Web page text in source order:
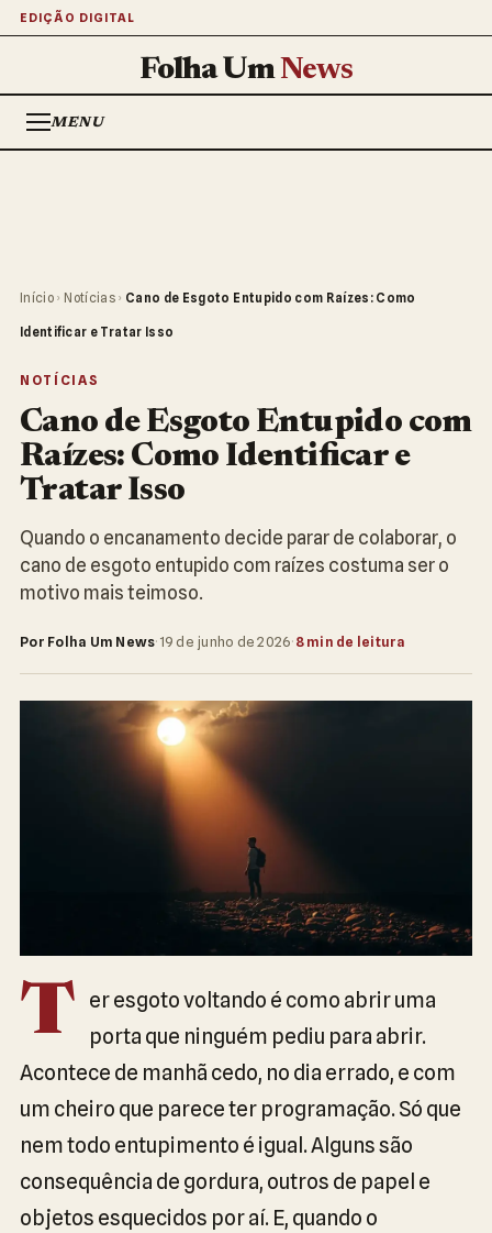
EDIÇÃO DIGITAL
Folha UmNews
MENU
Início › Notícias › Cano de Esgoto Entupido com Raízes: Como
Identificar e Tratar Isso
NOTÍCIAS
Cano de Esgoto Entupido com
Raízes: Como Identificar e
Tratar Isso
Quando o encanamento decide parar de colaborar, o
cano de esgoto entupido com raízes costuma ser o
motivo mais teimoso.
Por Folha Um News· 19 de junho de 2026· 8 min de leitura
T
er esgoto voltando é como abrir uma
porta que ninguém pediu para abrir.
Acontece de manhã cedo, no dia errado, e com
um cheiro que parece ter programação. Só que
nem todo entupimento é igual. Alguns são
consequência de gordura, outros de papel e
objetos esquecidos por aí. E, quando o